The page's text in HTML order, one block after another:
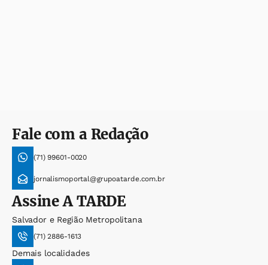
Fale com a Redação
(71) 99601-0020
jornalismoportal@grupoatarde.com.br
AssineA TARDE
Salvador e Região Metropolitana
(71) 2886-1613
Demais localidades